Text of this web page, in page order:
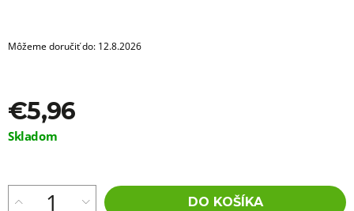
Môžeme doručiť do: 12.8.2026
€5,96
Jednotková
Skladom
DO KOŠÍKA